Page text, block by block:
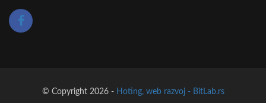
© Copyright 2026 - Hoting, web razvoj - BitLab.rs